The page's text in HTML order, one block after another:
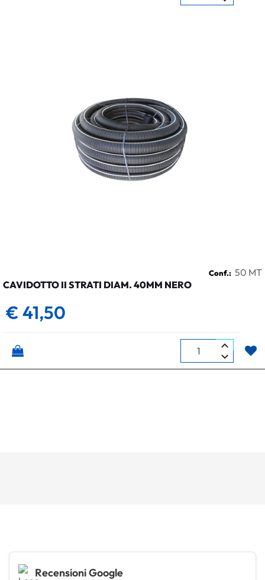
Conf.: 50 MT
CAVIDOTTO II STRATI DIAM. 40MM NERO
€ 41,50
Quantità
Recensioni Google